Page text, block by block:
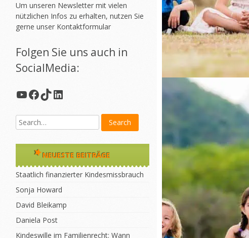
Um unseren Newsletter mit vielen
nützlichen Infos zu erhalten, nutzen Sie
gerne unser Kontaktformular
Folgen Sie uns auch in
SocialMedia:
YouTube
Facebook
TikTok
LinkedIn
NEUESTE BEITRÄGE
Staatlich finanzierter Kindesmissbrauch
Sonja Howard
David Bleikamp
Daniela Post
Kindeswille im Familienrecht: Wann